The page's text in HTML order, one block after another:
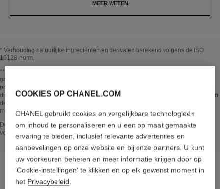
MEER WETEN
* Verhouding natuurlijke ingrediënten en derivaten berekend volgens de ISO
16128-norm.
Terug naar titel↩
** Schatting berekend in Oktober 2023 volgens de in 2013 door het IPCC
gepubliceerde methode en de ISO 14067-norm. Reikwijdte van de analyse:
productie van cosmetische ingrediënten en verpakkingscomponenten, productie,
distributie, gebruik van het product (indien relevant voor het product) en einde van
de levensduur van de verpakking. Door Bureau Veritas gecontroleerde
methodologie.
Terug naar titel↩
De sectie IN HET PRODUCT werd opgesteld op basis van in oktober 2023
verzamelde en gevalideerde informatie.
COOKIES OP CHANEL.COM
CHANEL gebruikt cookies en vergelijkbare technologieën
om inhoud te personaliseren en u een op maat gemaakte
ervaring te bieden, inclusief relevante advertenties en
aanbevelingen op onze website en bij onze partners. U kunt
uw voorkeuren beheren en meer informatie krijgen door op
'Cookie-instellingen' te klikken en op elk gewenst moment in
het Privacybeleid